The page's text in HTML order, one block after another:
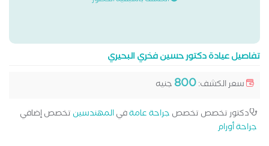
تفاصيل عيادة دكتور حسين فخري البحيري
سعر الكشف:800 جنيه
دكتور تخصص تخصص جراحة عامةفيالمهندسين تخصص إضافي
جراحة أورام